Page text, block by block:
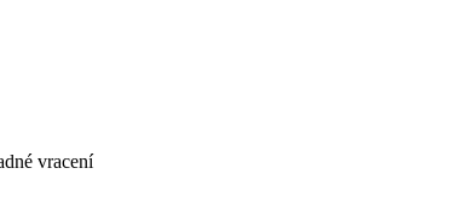
vracení